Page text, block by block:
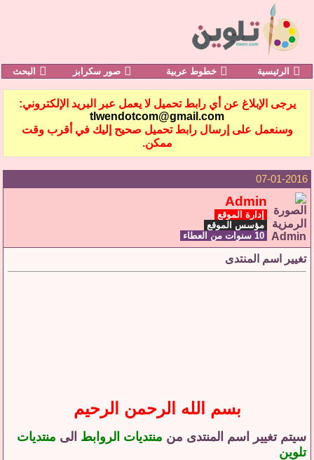
الرئيسية خطوط عربية صور سكرابز البحث
يرجى الإبلاغ عن أي رابط تحميل لا يعمل عبر البريد الإلكتروني:
tlwendotcom@gmail.com
وسنعمل على إرسال رابط تحميل صحيح إليك في أقرب وقت
ممكن.
07-01-2016
Admin
إدارة الموقع
مؤسس الموقع
تغيير اسم المنتدى
بسم الله الرحمن الرحيم
سيتم تغيير اسم المنتدى من منتديات الروابط الى منتديات
تلوين